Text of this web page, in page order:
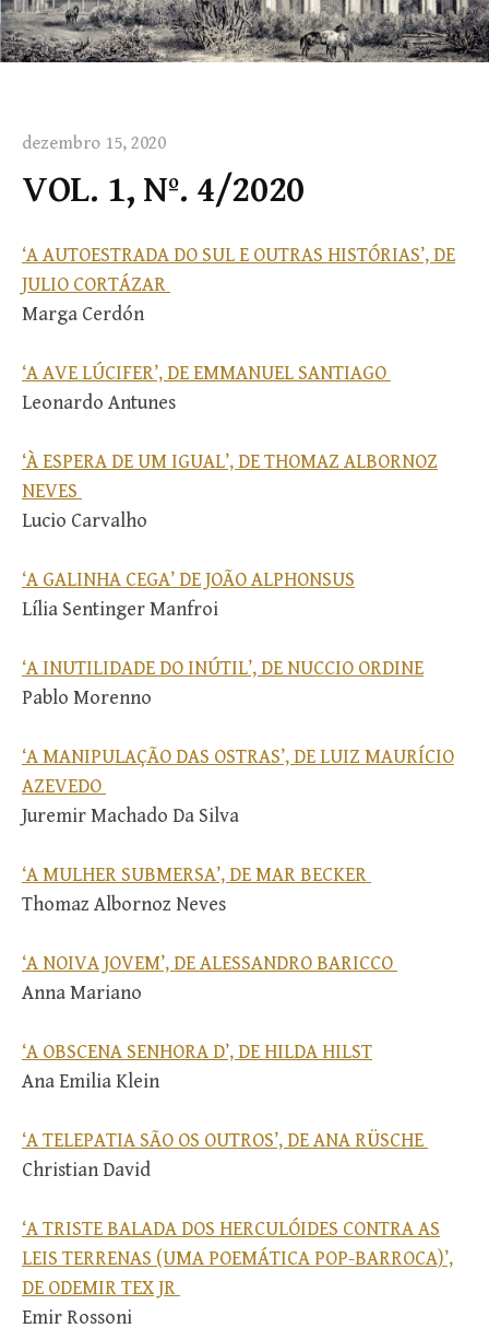
dezembro 15, 2020
VOL. 1, Nº. 4/2020
‘A AUTOESTRADA DO SUL E OUTRAS HISTÓRIAS’, DE
JULIO CORTÁZAR
Marga Cerdón
‘A AVE LÚCIFER’, DE EMMANUEL SANTIAGO
Leonardo Antunes
‘À ESPERA DE UM IGUAL’, DE THOMAZ ALBORNOZ
NEVES
Lucio Carvalho
‘A GALINHA CEGA’ DE JOÃO ALPHONSUS
Lília Sentinger Manfroi
‘A INUTILIDADE DO INÚTIL’, DE NUCCIO ORDINE
Pablo Morenno
‘A MANIPULAÇÃO DAS OSTRAS’, DE LUIZ MAURÍCIO
AZEVEDO
Juremir Machado Da Silva
‘A MULHER SUBMERSA’, DE MAR BECKER
Thomaz Albornoz Neves
‘A NOIVA JOVEM’, DE ALESSANDRO BARICCO
Anna Mariano
‘A OBSCENA SENHORA D’, DE HILDA HILST
Ana Emilia Klein
‘A TELEPATIA SÃO OS OUTROS’, DE ANA RÜSCHE
Christian David
‘A TRISTE BALADA DOS HERCULÓIDES CONTRA AS
LEIS TERRENAS (UMA POEMÁTICA POP-BARROCA)’,
DE ODEMIR TEX JR
Emir Rossoni